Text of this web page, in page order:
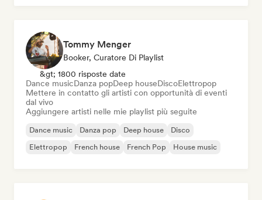
Tommy Menger
Booker, Curatore Di Playlist
&gt; 1800 risposte date
Dance musicDanza popDeep houseDiscoElettropop
Mettere in contatto gli artisti con opportunità di eventi
dal vivo
Aggiungere artisti nelle mie playlist più seguite
Dance music Danza pop Deep house
Disco
Elettropop
French house French Pop House music